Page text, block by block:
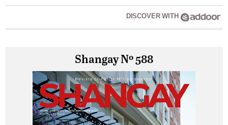
DISCOVER WITH
Shangay Nº 588